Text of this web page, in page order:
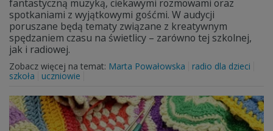
fantastyczną muzyką, ciekawymi rozmowami oraz
spotkaniami z wyjątkowymi gośćmi. W audycji
poruszane będą tematy związane z kreatywnym
spędzaniem czasu na świetlicy – zarówno tej szkolnej,
jak i radiowej.
Zobacz więcej na temat: Marta Powałowska
radio dla dzieci
szkoła
uczniowie